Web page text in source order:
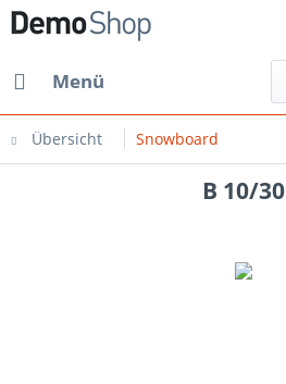
Menü
Übersicht Snowboard
B 10/30